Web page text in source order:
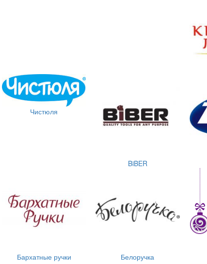
Чистюля
BiBER
Бархатные ручки Белоручка